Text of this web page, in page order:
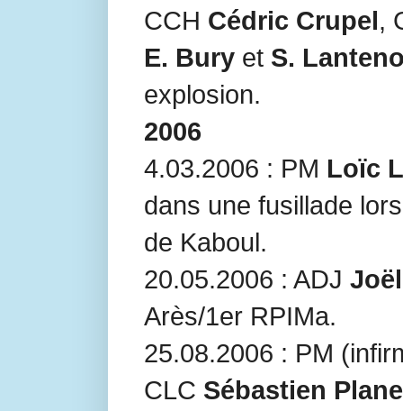
CCH Cédric Crupel,
E. Bury et S.
explosion.
2006
4.03.2006 : PM Loïc
dans une fusillade
de Kaboul.
20.05.2006 : ADJ
Arès/1er RPIMa.
25.08.2006 : PM
CLC Sébastien